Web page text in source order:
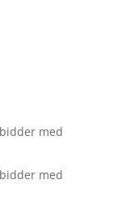
med
med